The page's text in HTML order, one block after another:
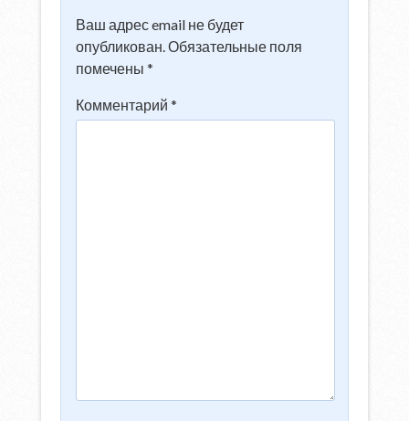
Ваш адрес email не будет
опубликован.Обязательные поля
помечены*
Комментарий*